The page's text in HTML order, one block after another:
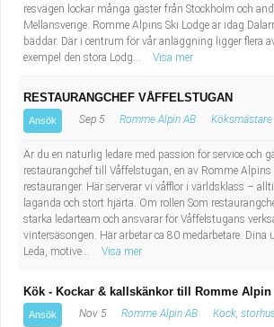
Militärt arbete
Naturbruk
Naturvetenskapligt arbete
Pedagogiskt arbete
Sanering och renhållning
Socialt arbete
Säkerhetsarbete
Lärare i fritidshem/Fritidspedagog
Taxiförare/Taxichaufför
Läkarsekreterare/Vårdadmin/
sekreterare
Lastbilsförare m.fl.
Fastighetsskötare
Informatör/Kommunikatör
resvägen lockar många gäster från Stockholm och
Mellansverige. Romme Alpins Ski Lodge är idag
bäddar. Där i centrum för vår anläggning ligger flera
exempel den stora Lodg...
Visa mer
RESTAURANGCHEF VÅFFELSTUGAN
Ansök Sep 5 Romme Alpin AB Köksmästare
Är du en naturlig ledare med passion för service och
restaurangchef till Våffelstugan, en av Romme
restauranger. Här serverar vi våfflor i världsklass –
laganda och stort hjärta. Om rollen Som
starka ledarteam och ansvarar för Våffelstugans
vintersäsongen. Här arbetar ca 80 medarbetare.
Leda, motive...
Visa mer
Kök - Kockar & kallskänkor till Romme Alpin
Ansök Nov 5 Romme Alpin AB Kock,